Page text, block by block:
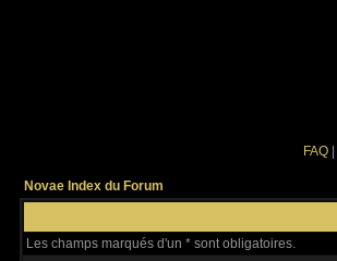
FAQ
Novae Index du Forum
Les champs marqués d'un * sont obligatoires.